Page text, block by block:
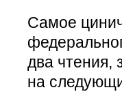
Самое
два чтения,
на